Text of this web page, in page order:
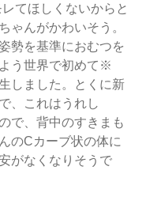
てほしくないからと
ゃんがかわいそう。
勢を基準におむつを
う世界で初めて ※
しました。とくに新
、これはうれし
で、背中のすきまも
のCカーブ状の体に
がなくなりそうで